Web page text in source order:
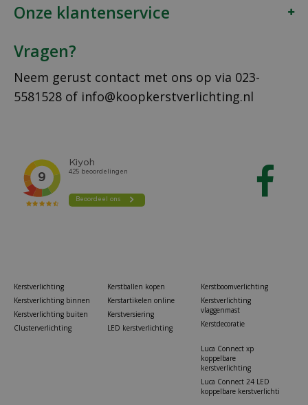
Onze klantenservice
Vragen?
Neem gerust contact met ons op via 023-
5581528 of info@koopkerstverlichting.nl
Kerstverlichting
Kerstverlichting binnen
Kerstverlichting buiten
Clusterverlichting
Kerstballen kopen
Kerstartikelen online
Kerstversiering
LED kerstverlichting
Kerstboomverlichting
Kerstverlichting
vlaggenmast
Kerstdecoratie
Luca Connect xp
koppelbare
kerstverlichting
Luca Connect 24 LED
koppelbare kerstverlichti